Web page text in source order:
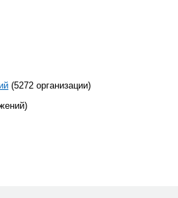
(5272 организации)